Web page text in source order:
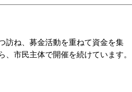
訪ね、募金活動を重ねて資金を集
市民主体で開催を続けています。